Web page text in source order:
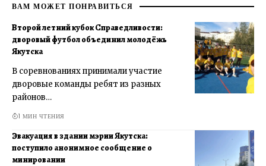
ВАМ МОЖЕТ ПОНРАВИТЬСЯ
Второй летний кубок Справедливости:
дворовый футбол объединил молодёжь
Якутска
В соревнованиях принимали участие
дворовые команды ребят из разных
районов…
1 МИН ЧТЕНИЯ
Эвакуация в здании мэрии Якутска:
поступило анонимное сообщение о
минировании